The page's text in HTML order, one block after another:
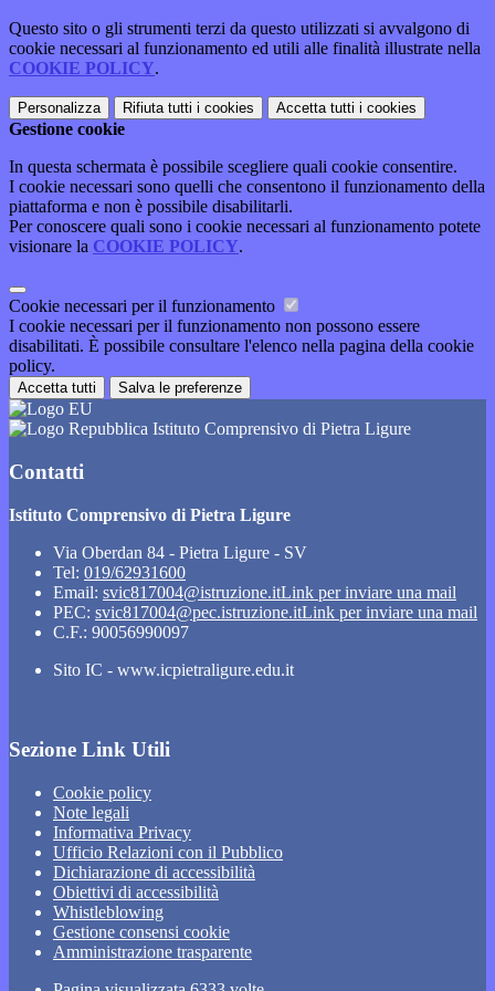
Questo sito o gli strumenti terzi da questo utilizzati si avvalgono di
cookie necessari al funzionamento ed utili alle finalità illustrate nella
COOKIE POLICY.
Personalizza Rifiuta tutti i cookies Accetta tutti i cookies
Gestione cookie
In questa schermata è possibile scegliere quali cookie consentire.
I cookie necessari sono quelli che consentono il funzionamento della
piattaforma e non è possibile disabilitarli.
Per conoscere quali sono i cookie necessari al funzionamento potete
visionare la COOKIE POLICY.
Cookie necessari per il funzionamento
I cookie necessari per il funzionamento non possono essere
disabilitati. È possibile consultare l'elenco nella pagina della cookie
policy.
Accetta tutti Salva le preferenze
Istituto Comprensivo di Pietra Ligure
Contatti
Istituto Comprensivo di Pietra Ligure
Via Oberdan 84 - Pietra Ligure - SV
Tel: 019/62931600
Email: svic817004@istruzione.itLink per inviare una mail
PEC: svic817004@pec.istruzione.itLink per inviare una mail
C.F.: 90056990097
Sito IC - www.icpietraligure.edu.it
Sezione Link Utili
Cookie policy
Note legali
Informativa Privacy
Ufficio Relazioni con il Pubblico
Dichiarazione di accessibilità
Obiettivi di accessibilità
Whistleblowing
Gestione consensi cookie
Amministrazione trasparente